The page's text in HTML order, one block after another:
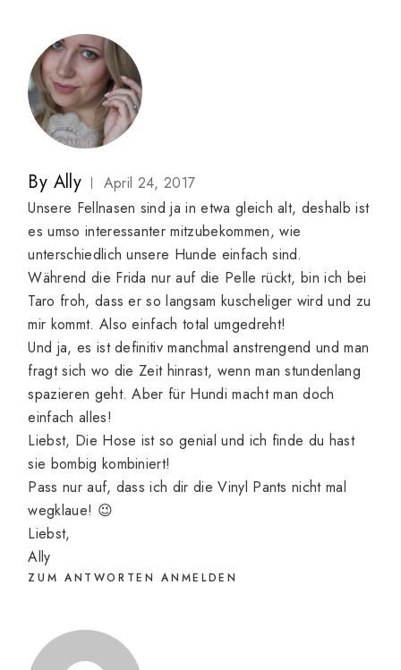
By Ally
April 24, 2017
Unsere Fellnasen sind ja in etwa gleich alt, deshalb ist
es umso interessanter mitzubekommen, wie
unterschiedlich unsere Hunde einfach sind.
Während die Frida nur auf die Pelle rückt, bin ich bei
Taro froh, dass er so langsam kuscheliger wird und zu
mir kommt. Also einfach total umgedreht!
Und ja, es ist definitiv manchmal anstrengend und man
fragt sich wo die Zeit hinrast, wenn man stundenlang
spazieren geht. Aber für Hundi macht man doch
einfach alles!
Liebst, Die Hose ist so genial und ich finde du hast
sie bombig kombiniert!
Pass nur auf, dass ich dir die Vinyl Pants nicht mal
wegklaue! 😉
Liebst,
Ally
ZUM ANTWORTEN ANMELDEN